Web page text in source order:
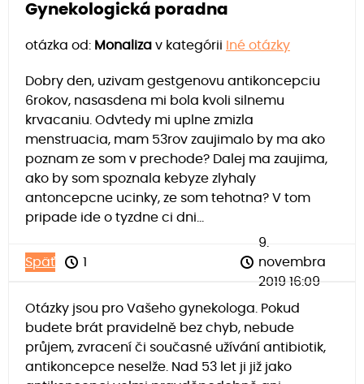
Gynekologická poradna
otázka od: Monaliza v kategórii Iné otázky
Dobry den, uzivam gestgenovu antikoncepciu
6rokov, nasasdena mi bola kvoli silnemu
krvacaniu. Odvtedy mi uplne zmizla
menstruacia, mam 53rov zaujimalo by ma ako
poznam ze som v prechode? Dalej ma zaujima,
ako by som spoznala kebyze zlyhaly
antoncepcne ucinky, ze som tehotna? V tom
pripade ide o tyzdne ci dni...
Späť 1
9.
novembra
2019 16:09
Otázky jsou pro Vašeho gynekologa. Pokud
budete brát pravidelně bez chyb, nebude
průjem, zvracení či současné užívání antibiotik,
antikoncepce neselže. Nad 53 let ji již jako